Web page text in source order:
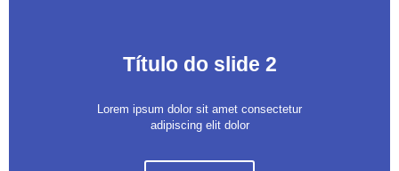
Título do slide 2
Lorem ipsum dolor sit amet consectetur
adipiscing elit dolor